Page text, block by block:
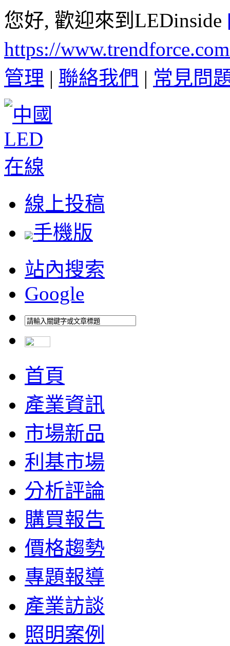
您好, 歡迎來到LEDinside
https://
管理 | 聯絡我們 | 常見問
線上投稿
手機版
站內搜索
Google
首頁
產業資訊
市場新品
利基市場
分析評論
購買報告
價格趨勢
專題報導
產業訪談
照明案例